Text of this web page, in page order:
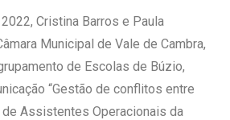
Cristina Barros e Paula
Municipal de Vale de Cambra,
de Escolas de Búzio,
“Gestão de conflitos entre
de Assistentes Operacionais da